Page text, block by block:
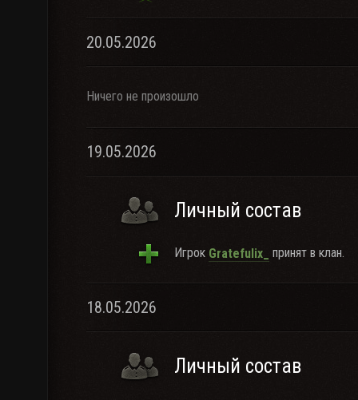
20.05.2026
Ничего не произошло
19.05.2026
Личный состав
Игрок Gratefulix_ принят в клан.
18.05.2026
Личный состав